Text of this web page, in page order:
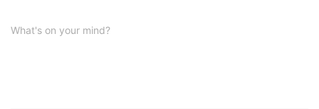
What's on your mind?